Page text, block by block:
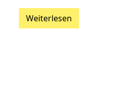
Weiterlesen